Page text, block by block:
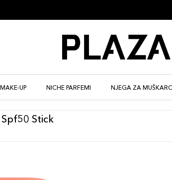
MAKE-UP NICHE PARFEMI NJEGA ZA
Stick